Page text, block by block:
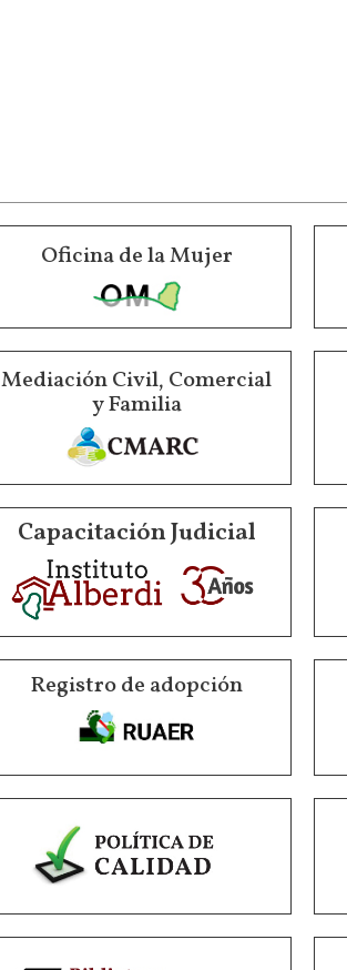
Oficina de la Mujer
Mediación Civil, Comercial
y Familia
Capacitación Judicial
Registro de adopción